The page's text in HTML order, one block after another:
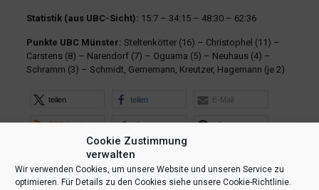
Cookie Zustimmung
verwalten
Wir verwenden Cookies, um unsere Website und unseren Service zu
optimieren. Für Details zu den Cookies siehe unsere Cookie-Richtlinie.
Statistik (aus UBC-Sicht): 15:7 – 34:15 – 48:30 – 62:36
Punkte UBC Münster: Steltenkötter (16) – Christophel (11) –
Carstens (8) – Narendorf (7) – Oguama (5) – Neuhaus (4) –
Schramm (3) – Schmidt, Gernemann, Kreutzer, Hagemann (je 2)
teilen teilen E-Mail
RSS-feed teilen teilen